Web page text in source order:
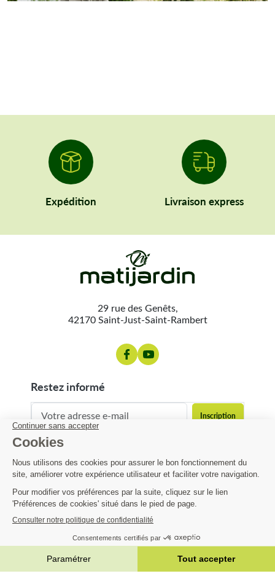
55,14 € -50%
  AJOUTER AU PANIER
Expédition Livraison express
29 rue des Genêts,
42170 Saint-Just-Saint-Rambert
restez informé
contact@matijardin.fr 04 81 120 120
Matijardin
Infos pratiques
|Réalisation